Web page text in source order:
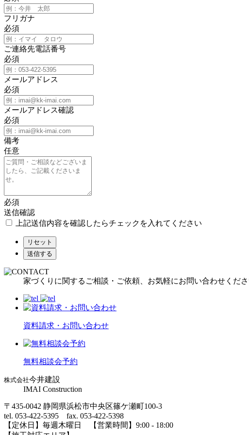
フリガナ
必須
ご連絡先電話番号
必須
メールアドレス
必須
メールアドレス確認
必須
備考
任意
必須
送信確認
上記送信内容を確認したらチェックを入れてください
リセット
送信する
家づくりに関するご相談・ご依頼、お気軽にお問い合わせくださ
資料請求・お問い合わせ
無料相談会予約
株式会社今井建設
IMAI Construction
〒435-0042 静岡県浜松市中央区篠ケ瀬町100-3
tel. 053-422-5395 fax. 053-422-5398
【定休⽇】毎週⽊曜⽇ 【営業時間】9:00 - 18:00